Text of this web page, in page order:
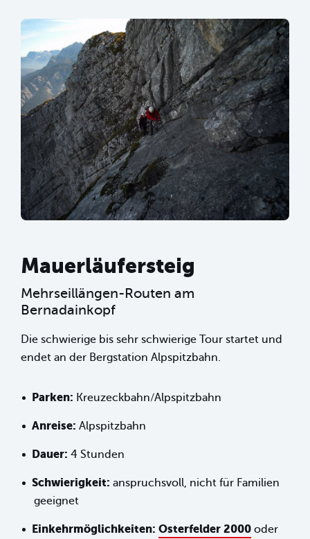
sr.lightbox.Bild vergrößern
Mauerläufersteig
Mehrseillängen-Routen am
Bernadainkopf
Die schwierige bis sehr schwierige Tour startet und
endet an der Bergstation Alpspitzbahn.
Parken: Kreuzeckbahn/Alpspitzbahn
Anreise: Alpspitzbahn
Dauer: 4 Stunden
Schwierigkeit: anspruchsvoll, nicht für Familien
geeignet
Einkehrmöglichkeiten: Osterfelder 2000oder